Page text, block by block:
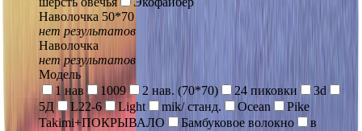
Наволочка 50*70
нет результатов
Наволочка
нет результатов
Модель
1 нав
1009 2 нав. (70*70) 24 пиковки
3d
5Д
L22-6 Light mik/ станд. Ocean
Pike
Takimi+ПОКРЫВАЛО
Бамбуковое волокно
в